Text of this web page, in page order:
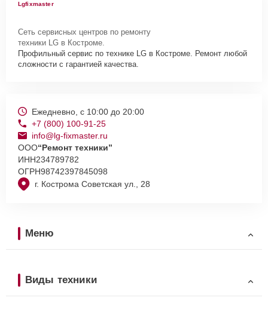
Lgfixmaster
Сеть сервисных центров по ремонту
техники LG в Костроме.
Профильный сервис по технике LG в Костроме. Ремонт любой
сложности с гарантией качества.
г. Кострома Советская ул., 28
Ежедневно, с 10:00 до 20:00
+7 (800) 100-91-25
info@lg-fixmaster.ru
ООО“Ремонт техники”
ИНН234789782
ОГРН98742397845098
Меню
Виды техники